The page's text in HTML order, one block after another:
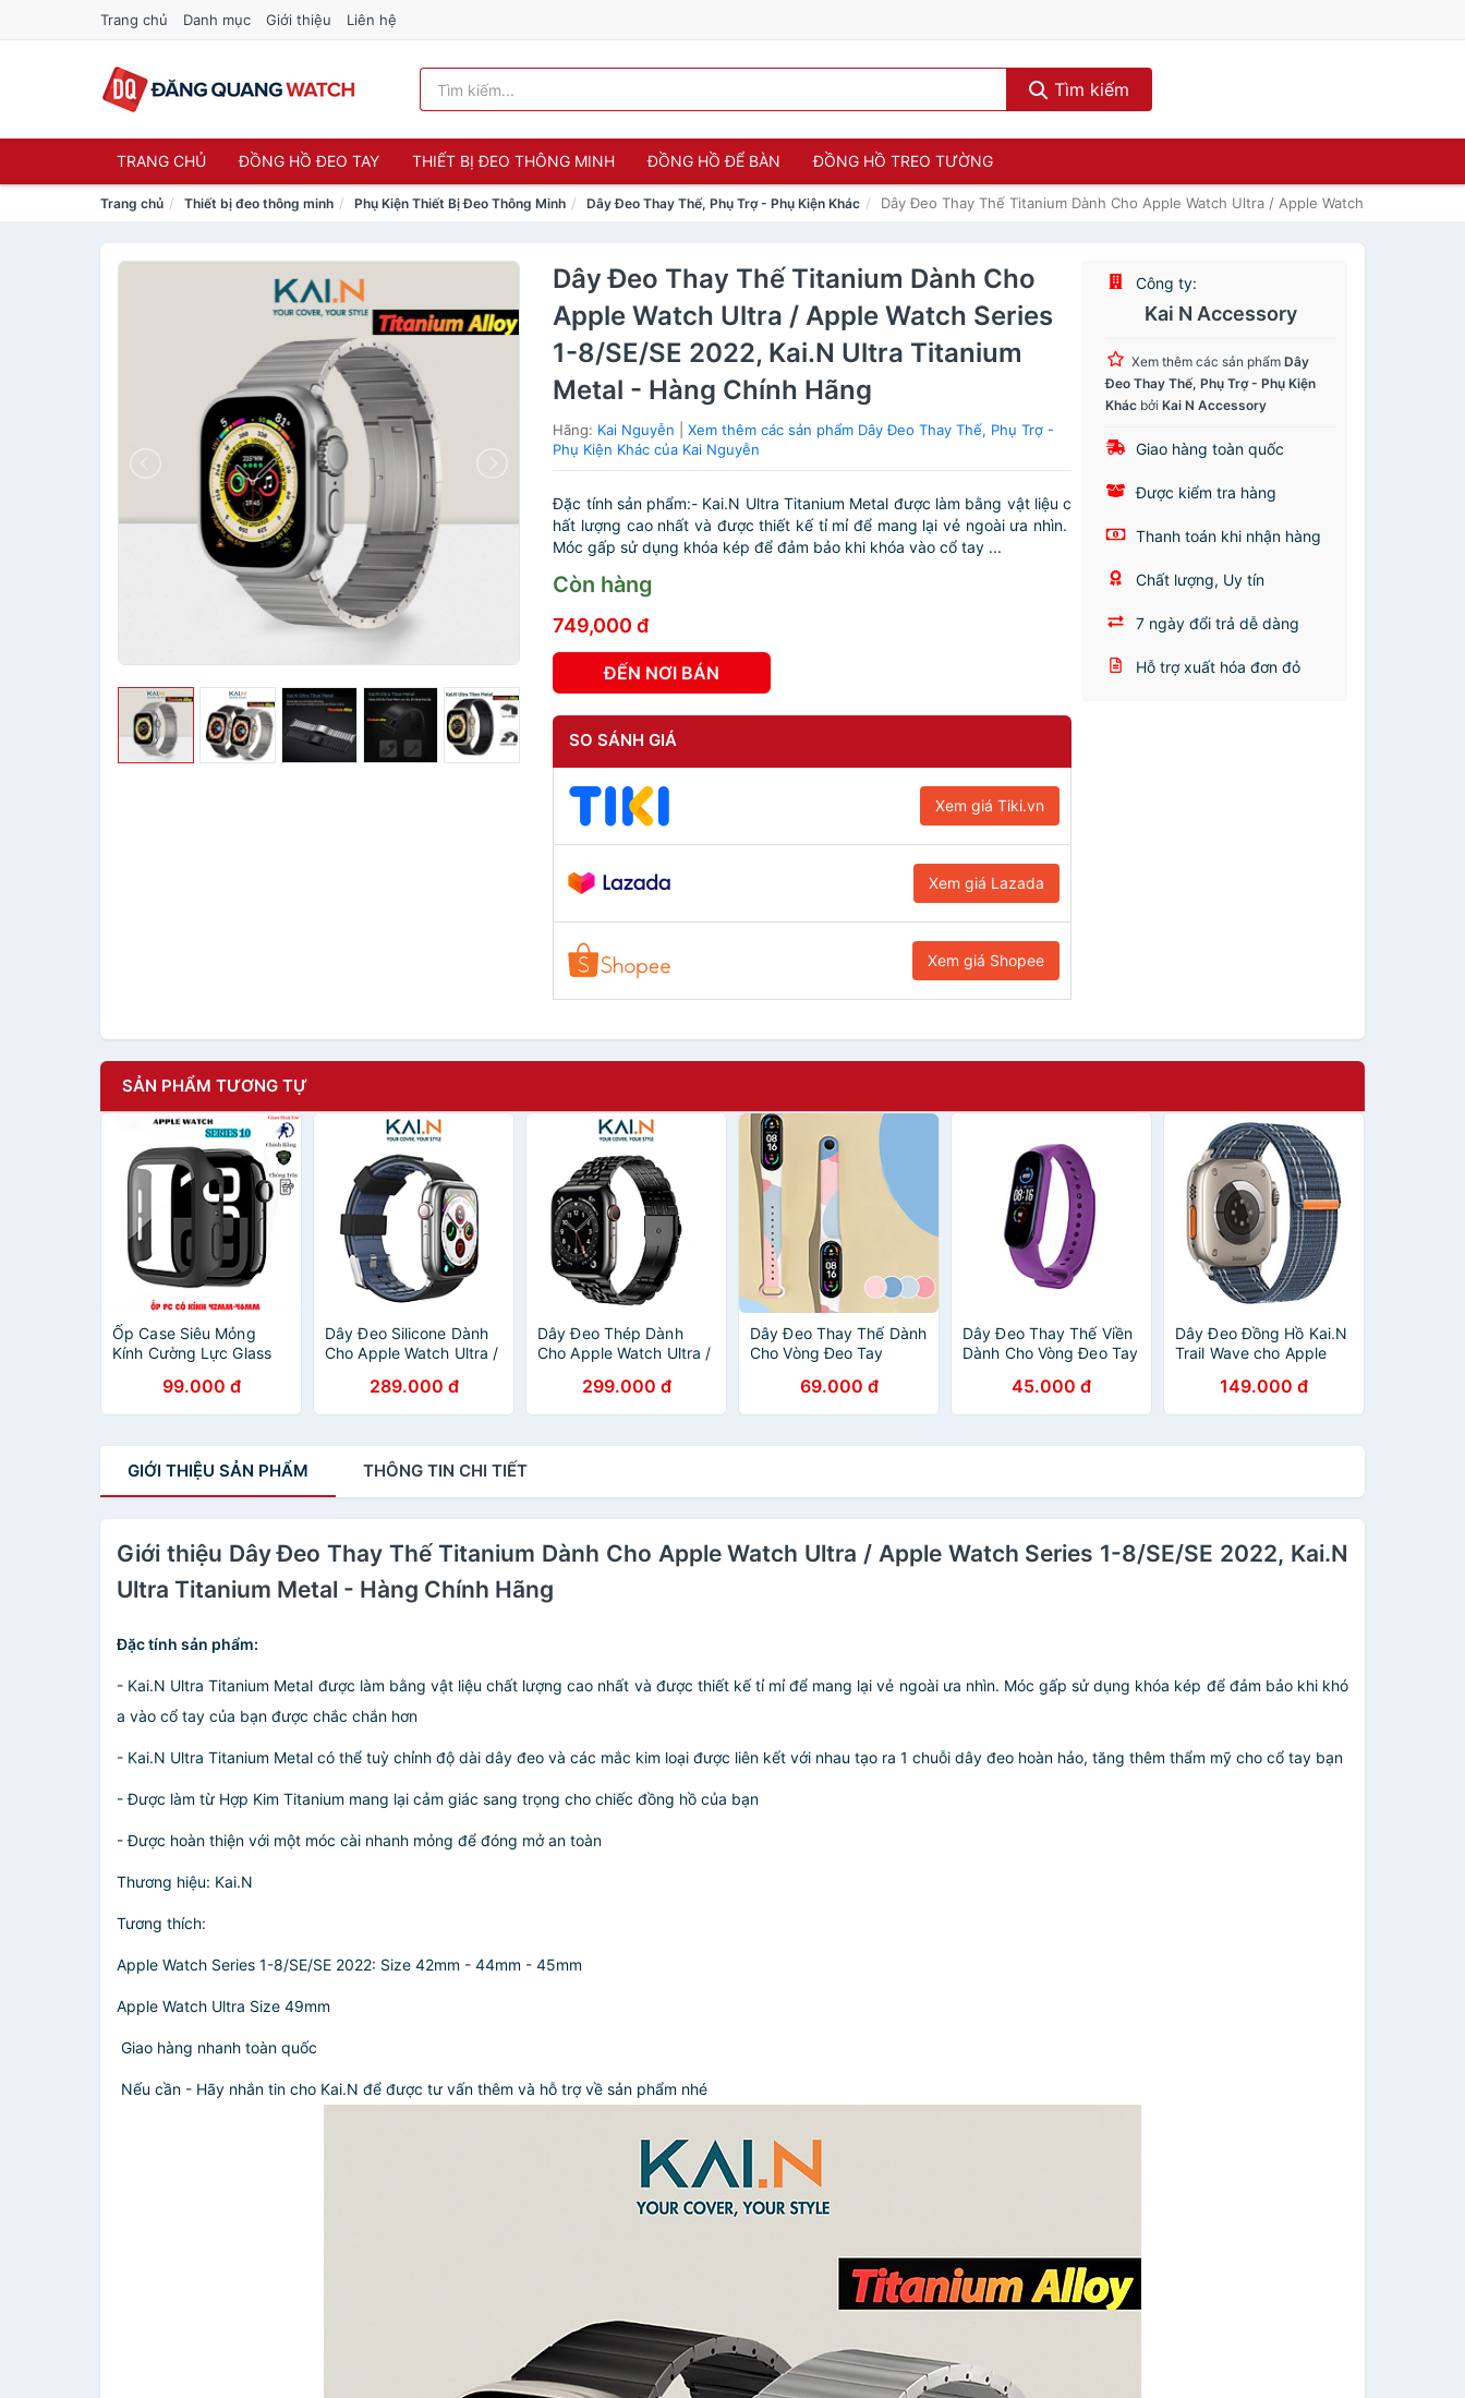
Trang chủ Danh mục Giới thiệu Liên hệ
Tìm kiếm
TRANG CHỦ ĐỒNG HỒ ĐEO TAY THIẾT BỊ ĐEO THÔNG MINH ĐỒNG HỒ ĐỂ BÀN ĐỒNG HỒ TREO TƯỜNG
Trang chủ Thiết bị đeo thông minh Phụ Kiện Thiết Bị Đeo Thông Minh Dây Đeo Thay Thế, Phụ Trợ - Phụ Kiện Khác Dây Đeo Thay Thế Titanium Dành Cho Apple Watch Ultra / Apple Watch Series 1-8/
Dây Đeo Thay Thế Titanium Dành Cho
Apple Watch Ultra / Apple Watch Series
1-8/SE/SE 2022, Kai.N Ultra Titanium
Metal - Hàng Chính Hãng
Hãng: Kai Nguyễn |Xem thêm các sản phẩm Dây Đeo Thay Thế, Phụ Trợ -
Phụ Kiện Khác của Kai Nguyễn
Đặc tính sản phẩm:- Kai.N Ultra Titanium Metal được làm bằng vật liệu c
hất lượng cao nhất và được thiết kế tỉ mỉ để mang lại vẻ ngoài ưa nhìn.
Móc gấp sử dụng khóa kép để đảm bảo khi khóa vào cổ tay ...
Còn hàng
749,000 đ
ĐẾN NƠI BÁN
SO SÁNH GIÁ
Xem giá Tiki.vn
Xem giá Lazada
Xem giá Shopee
Công ty:
Kai N Accessory
Xem thêm các sản phẩmDây
Đeo Thay Thế, Phụ Trợ - Phụ Kiện
Khác bởiKai N Accessory
Giao hàng toàn quốc
Được kiểm tra hàng
Thanh toán khi nhận hàng
Chất lượng, Uy tín
7 ngày đổi trả dễ dàng
Hỗ trợ xuất hóa đơn đỏ
SẢN PHẨM TƯƠNG TỰ
Ốp Case Siêu Mỏng
Kính Cường Lực Glass
Series 10 Size 42mm-
46mm_ Hàng Chính
99.000 đ
Dây Đeo Silicone Dành
Cho Apple Watch Ultra /
Kai.N Sport Buckle
Color Band- Hàng Chính
289.000 đ
Dây Đeo Thép Dành
Cho Apple Watch Ultra /
Kai.N DouBead Steel
Band - Hàng Chính
299.000 đ
Dây Đeo Thay Thế Dành
Cho Vòng Đeo Tay
Band 5/ Miband 6/
Miband 7 Mix Color -
69.000 đ
Dây Đeo Thay Thế Viền
Dành Cho Vòng Đeo Tay
Band 5/ Miband 6 -
Hàng chính hãng
45.000 đ
Dây Đeo Đồng Hồ Kai.N
Trail Wave cho Apple
watch 10/ 9/ 8/ 7/6/ 5/
4/ 3/ SE_ Hàng chính
149.000 đ
GIỚI THIỆU SẢN PHẨM THÔNG TIN CHI TIẾT
Giới thiệu Dây Đeo Thay Thế Titanium Dành Cho Apple Watch Ultra / Apple Watch Series 1-8/SE/SE 2022, Kai.N
Ultra Titanium Metal - Hàng Chính Hãng
Đặc tính sản phẩm:
- Kai.N Ultra Titanium Metal được làm bằng vật liệu chất lượng cao nhất và được thiết kế tỉ mỉ để mang lại vẻ ngoài ưa nhìn. Móc gấp sử dụng khóa kép để đảm bảo khi khó
a vào cổ tay của bạn được chắc chắn hơn
- Kai.N Ultra Titanium Metal có thể tuỳ chỉnh độ dài dây đeo và các mắc kim loại được liên kết với nhau tạo ra 1 chuỗi dây đeo hoàn hảo, tăng thêm thẩm mỹ cho cổ tay bạn
- Được làm từ Hợp Kim Titanium mang lại cảm giác sang trọng cho chiếc đồng hồ của bạn
- Được hoàn thiện với một móc cài nhanh mỏng để đóng mở an toàn
Thương hiệu: Kai.N
Tương thích:
Apple Watch Series 1-8/SE/SE 2022: Size 42mm - 44mm - 45mm
Apple Watch Ultra Size 49mm
Giao hàng nhanh toàn quốc
Nếu cần - Hãy nhắn tin cho Kai.N để được tư vấn thêm và hỗ trợ về sản phẩm nhé